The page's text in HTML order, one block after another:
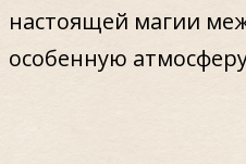
настоящей магии
особенную